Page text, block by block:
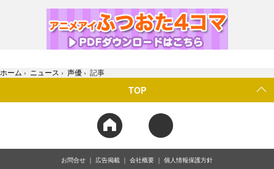
ホーム › ニュース › 声優 › 記事
TOP
お問合せ 広告掲載 会社概要 個人情報保護方針